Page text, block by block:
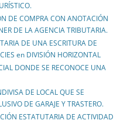
DE COMPRA CON ANOTACIÓN
DE LA AGENCIA TRIBUTARIA.
DE UNA ESCRITURA DE
en DIVISIÓN HORIZONTAL
DONDE SE RECONOCE UNA
DE LOCAL QUE SE
DE GARAJE Y TRASTERO.
ESTATUTARIA DE ACTIVIDAD